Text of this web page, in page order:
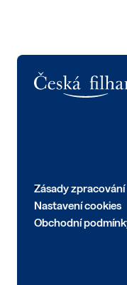
Zásady
Nastavení cookies
Obchodní